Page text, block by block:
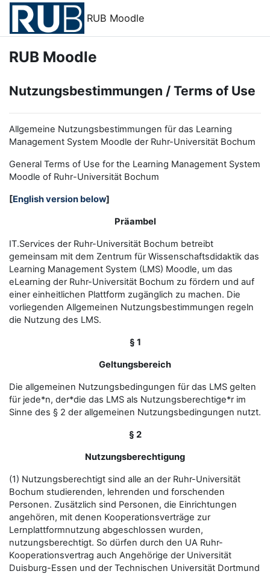
Zum Hauptinhalt
RUB Moodle
RUB Moodle
Nutzungsbestimmungen / Terms of Use
Allgemeine Nutzungsbestimmungen für das Learning
Management System Moodle der Ruhr-Universität Bochum
General Terms of Use for the Learning Management System
Moodle of Ruhr-Universität Bochum
[English version below]
Präambel
IT.Services der Ruhr-Universität Bochum betreibt
gemeinsam mit dem Zentrum für Wissenschaftsdidaktik das
Learning Management System (LMS) Moodle, um das
eLearning der Ruhr-Universität Bochum zu fördern und auf
einer einheitlichen Plattform zugänglich zu machen. Die
vorliegenden Allgemeinen Nutzungsbestimmungen regeln
die Nutzung des LMS.
§ 1
Geltungsbereich
Die allgemeinen Nutzungsbedingungen für das LMS gelten
für jede*n, der*die das LMS als Nutzungsberechtige*r im
Sinne des § 2 der allgemeinen Nutzungsbedingungen nutzt.
§ 2
Nutzungsberechtigung
(1) Nutzungsberechtigt sind alle an der Ruhr-Universität
Bochum studierenden, lehrenden und forschenden
Personen. Zusätzlich sind Personen, die Einrichtungen
angehören, mit denen Kooperationsverträge zur
Lernplattformnutzung abgeschlossen wurden,
nutzungsberechtigt. So dürfen durch den UA Ruhr-
Kooperationsvertrag auch Angehörige der Universität
Duisburg-Essen und der Technischen Universität Dortmund